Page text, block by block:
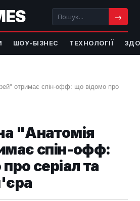
→
ШОУ-БІЗНЕС ТЕХНОЛОГІЇ
отримає спін-офф: що відомо про
"Анатомія
спін-офф:
серіал та